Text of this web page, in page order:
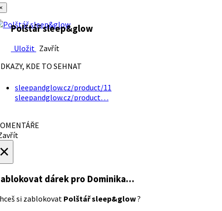
Polštář sleep&glow
Uložit Zavřít
KDE TO SEHNAT
sleepandglow.cz/product/11
sleepandglow.cz/product…
dárek pro Dominika…
si zablokovat Polštář sleep&glow?